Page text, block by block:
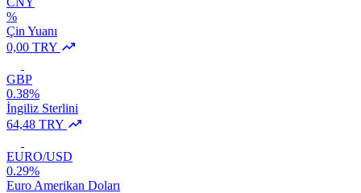
%
Çin Yuanı
0,00 TRY
GBP
0.38%
İngiliz Sterlini
64,48 TRY
EURO/USD
0.29%
Euro Amerikan Doları